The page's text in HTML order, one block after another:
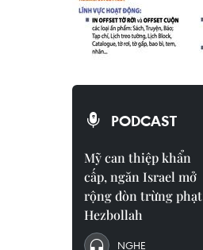
PODCAST
Mỹ can thiệp khẩn
cấp, ngăn Israel mở
rộng đòn trừng phạt
Hezbollah
NGHE